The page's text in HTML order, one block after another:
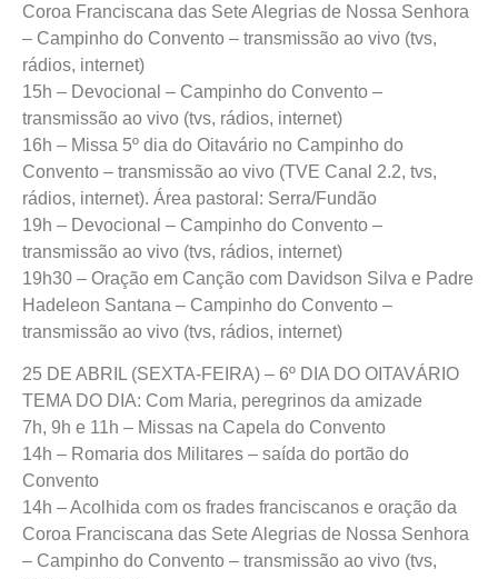
Coroa Franciscana das Sete Alegrias de Nossa Senhora
– Campinho do Convento – transmissão ao vivo (tvs,
rádios, internet)
15h – Devocional – Campinho do Convento –
transmissão ao vivo (tvs, rádios, internet)
16h – Missa 5º dia do Oitavário no Campinho do
Convento – transmissão ao vivo (TVE Canal 2.2, tvs,
rádios, internet). Área pastoral: Serra/Fundão
19h – Devocional – Campinho do Convento –
transmissão ao vivo (tvs, rádios, internet)
19h30 – Oração em Canção com Davidson Silva e Padre
Hadeleon Santana – Campinho do Convento –
transmissão ao vivo (tvs, rádios, internet)
25 DE ABRIL (SEXTA-FEIRA) – 6º DIA DO OITAVÁRIO
TEMA DO DIA: Com Maria, peregrinos da amizade
7h, 9h e 11h – Missas na Capela do Convento
14h – Romaria dos Militares – saída do portão do
Convento
14h – Acolhida com os frades franciscanos e oração da
Coroa Franciscana das Sete Alegrias de Nossa Senhora
– Campinho do Convento – transmissão ao vivo (tvs,